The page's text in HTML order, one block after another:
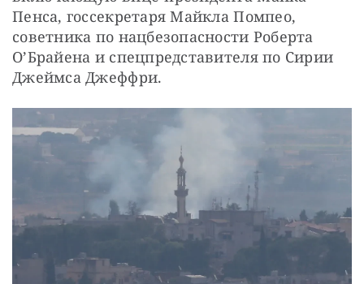
Пенса, госсекретаря Майкла Помпео,
советника по нацбезопасности Роберта
О’Брайена и спецпредставителя по Сирии
Джеймса Джеффри.